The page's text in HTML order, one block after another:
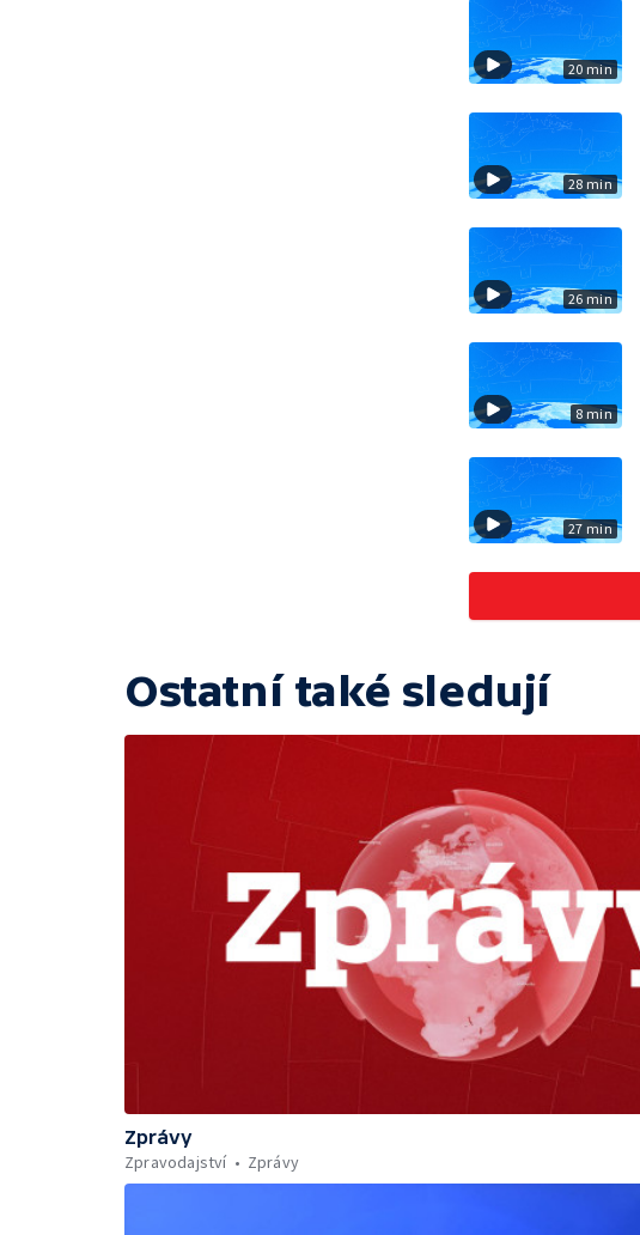
20 min
28 min
26 min
8 min
27 min
Ostatní také sledují
Zprávy
Zpravodajství
Zprávy